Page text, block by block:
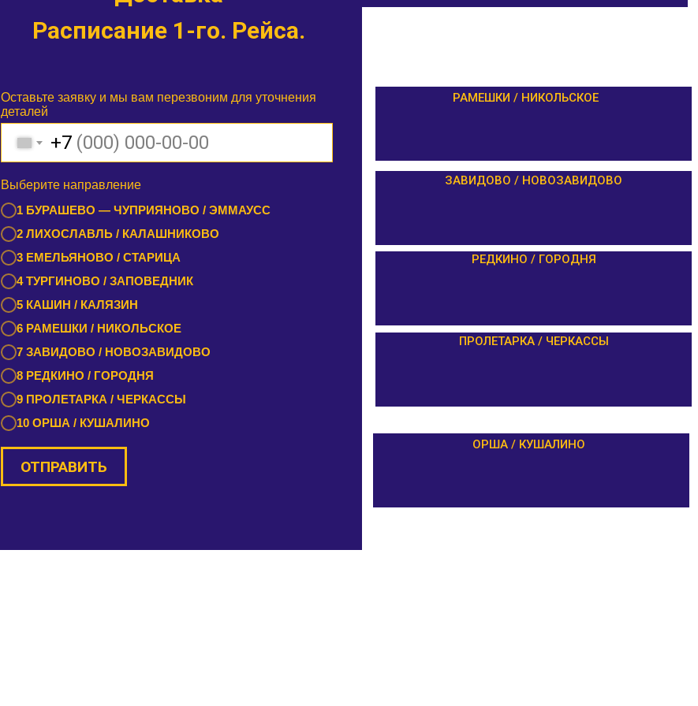
Оставьте заявку и мы вам перезвоним для уточнения
деталей
+7
Выберите направление
1 БУРАШЕВО — ЧУПРИЯНОВО / ЭММАУСС
2 ЛИХОСЛАВЛЬ / КАЛАШНИКОВО
3 ЕМЕЛЬЯНОВО / СТАРИЦА
4 ТУРГИНОВО / ЗАПОВЕДНИК
5 КАШИН / КАЛЯЗИН
6 РАМЕШКИ / НИКОЛЬСКОЕ
7 ЗАВИДОВО / НОВОЗАВИДОВО
8 РЕДКИНО / ГОРОДНЯ
9 ПРОЛЕТАРКА / ЧЕРКАССЫ
10 ОРША / КУШАЛИНО
ОТПРАВИТЬ
ОРША / КУШАЛИНО
РАМЕШКИ / НИКОЛЬСКОЕ
ЗАВИДОВО / НОВОЗАВИДОВО
РЕДКИНО / ГОРОДНЯ
ПРОЛЕТАРКА / ЧЕРКАССЫ
Расписание 1-го. Рейса.